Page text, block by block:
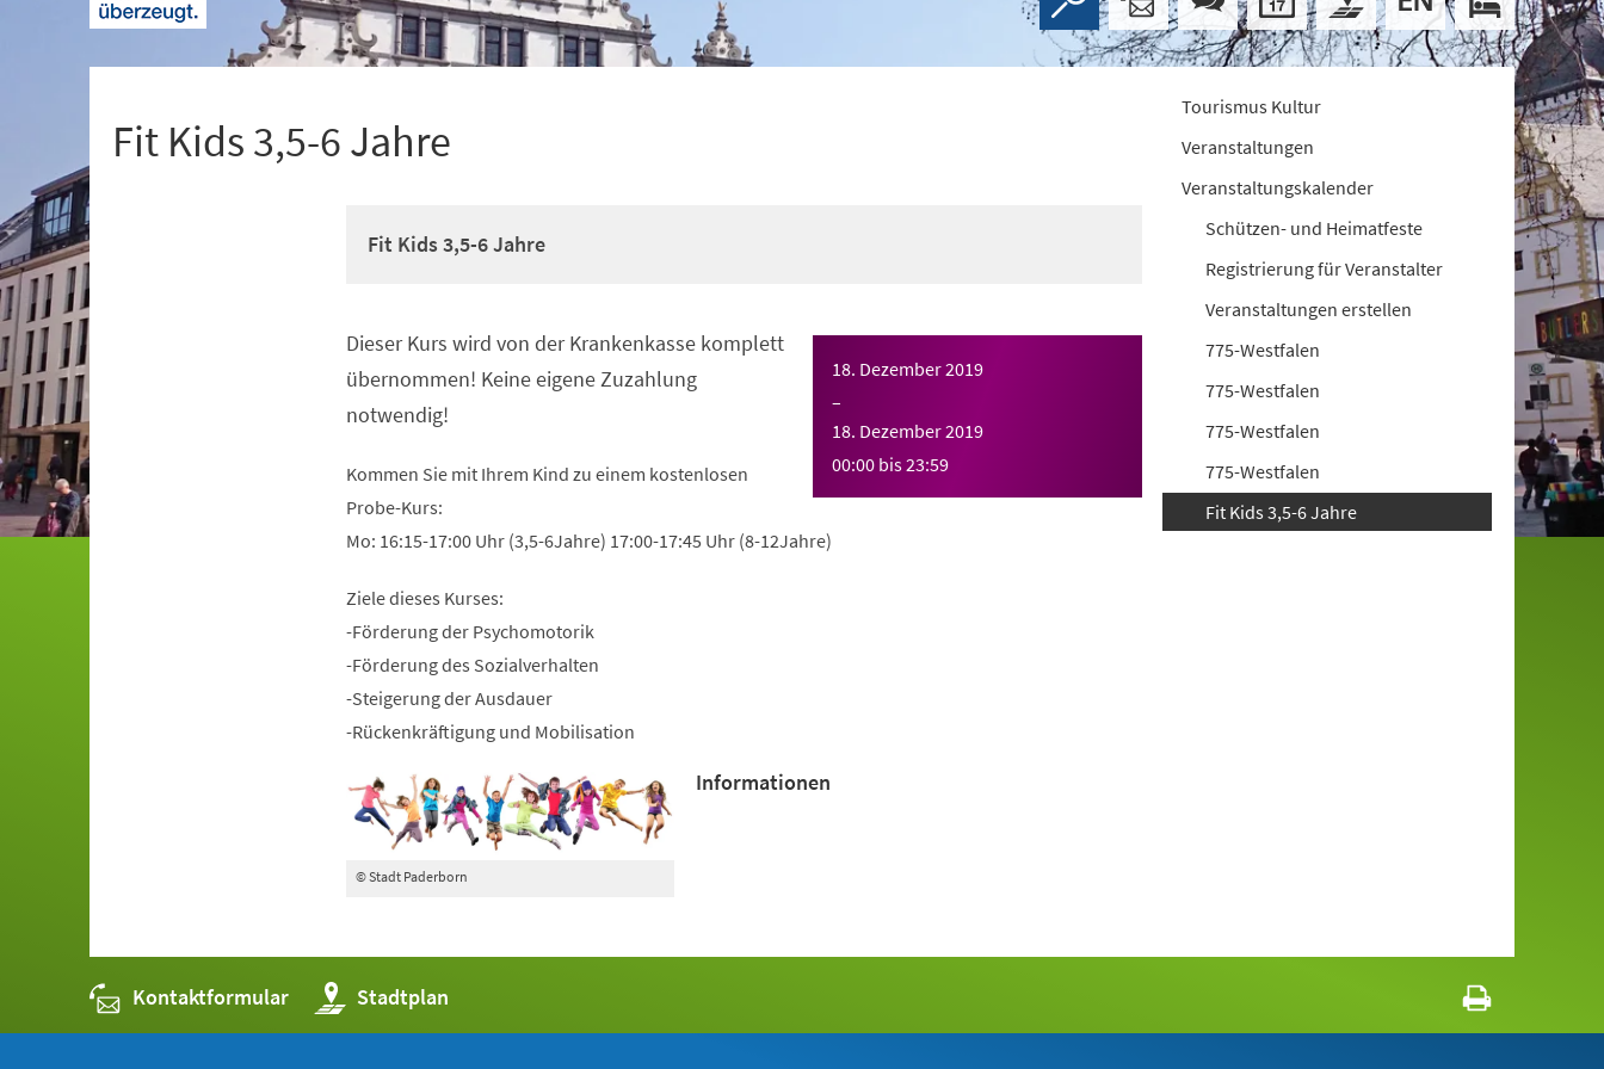
Fit Kids 3,5-6 Jahre
Fit Kids 3,5-6 Jahre
18. Dezember 2019
–
18. Dezember 2019
00:00 bis23:59
Dieser Kurs wird von der Krankenkasse komplett
übernommen! Keine eigene Zuzahlung
notwendig!
Kommen Sie mit Ihrem Kind zu einem kostenlosen
Probe-Kurs:
Mo: 16:15-17:00 Uhr (3,5-6Jahre) 17:00-17:45 Uhr (8-12Jahre)
Ziele dieses Kurses:
-Förderung der Psychomotorik
-Förderung des Sozialverhalten
-Steigerung der Ausdauer
-Rückenkräftigung und Mobilisation
© Stadt Paderborn
Informationen
Tourismus Kultur
Veranstaltungen
Veranstaltungskalender
Schützen- und Heimatfeste
Registrierung für Veranstalter
Veranstaltungen erstellen
775-Westfalen
775-Westfalen
775-Westfalen
775-Westfalen
Fit Kids 3,5-6 Jahre
Kontaktformular Stadtplan
(Öffnet
in
einem